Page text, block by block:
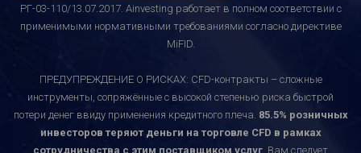
РГ-03-110/13.07.2017. Ainvesting работает в полном соответствии с
применимыми нормативными требованиями согласно директиве
MiFID.
ПРЕДУПРЕЖДЕНИЕ О РИСКАХ: CFD-контракты – сложные
инструменты, сопряжённые с высокой степенью риска быстрой
потери денег ввиду применения кредитного плеча. 85.5% розничных
инвесторов теряют деньги на торговле CFD в рамках
сотрудничества с этим поставщиком услуг. Вам следует